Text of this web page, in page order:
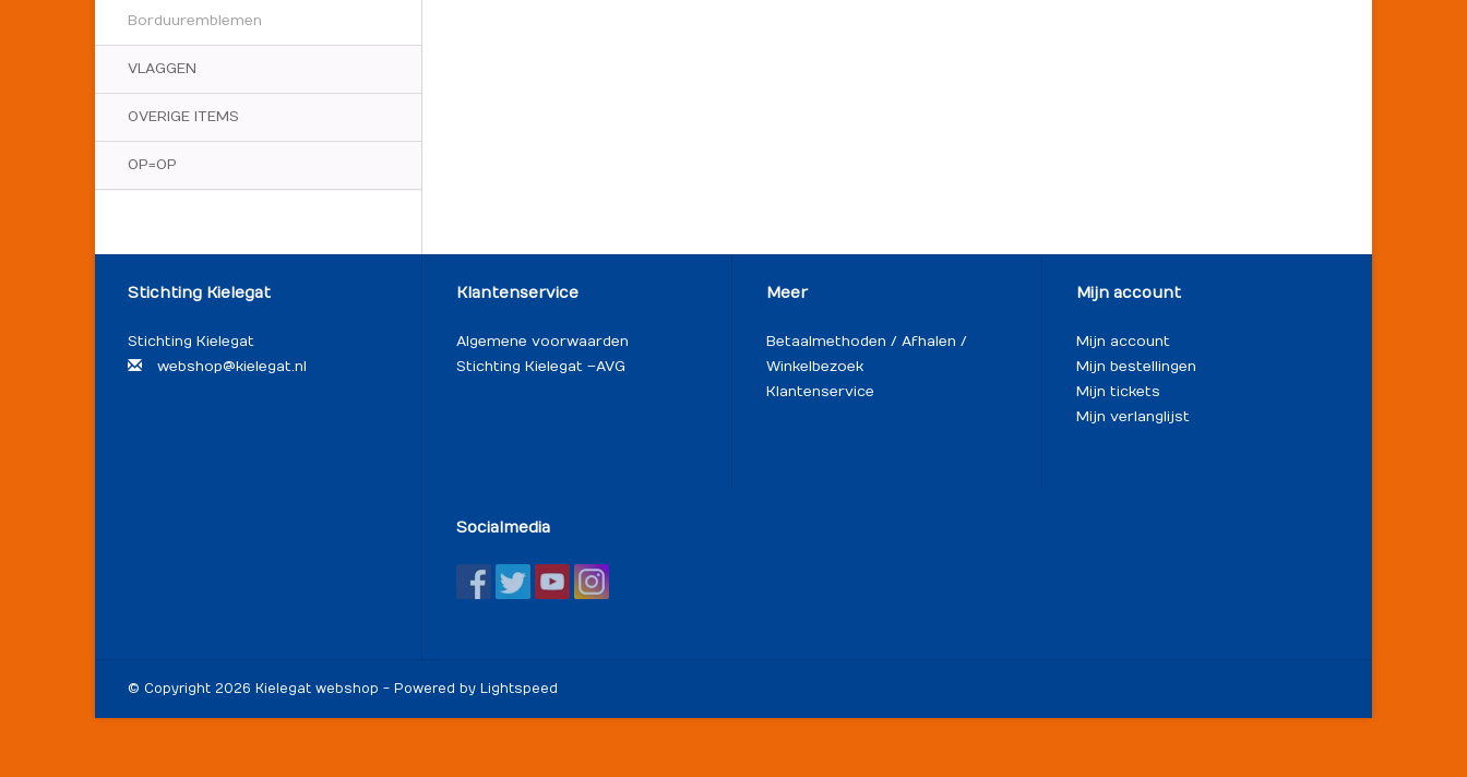
Borduuremblemen
VLAGGEN
OVERIGE ITEMS
OP=OP
Stichting Kielegat
Stichting Kielegat
webshop@kielegat.nl
Klantenservice
Algemene voorwaarden
Stichting Kielegat – AVG
Meer
Betaalmethoden / Afhalen /
Winkelbezoek
Klantenservice
Mijn account
Mijn account
Mijn bestellingen
Mijn tickets
Mijn verlanglijst
Socialmedia
© Copyright 2026 Kielegat webshop - Powered by Lightspeed